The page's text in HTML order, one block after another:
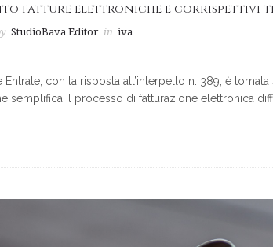
fatture elettroniche e corrispettivi
StudioBava Editor in iva
Entrate, con la risposta all’interpello n. 389, è
semplifica il processo di fatturazione elettronica